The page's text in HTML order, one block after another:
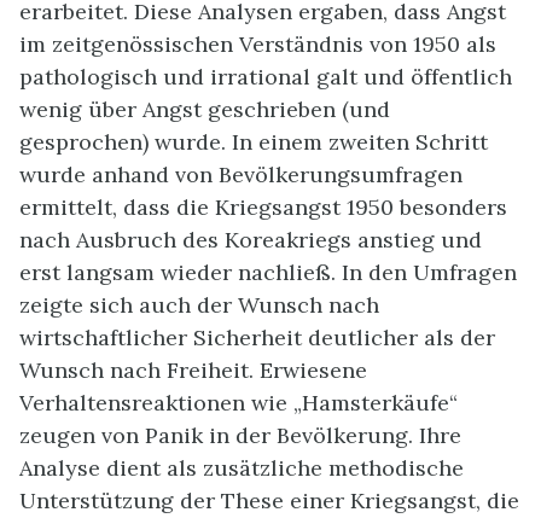
erarbeitet. Diese Analysen ergaben, dass Angst
im zeitgenössischen Verständnis von 1950 als
pathologisch und irrational galt und öffentlich
wenig über Angst geschrieben (und
gesprochen) wurde. In einem zweiten Schritt
wurde anhand von Bevölkerungsumfragen
ermittelt, dass die Kriegsangst 1950 besonders
nach Ausbruch des Koreakriegs anstieg und
erst langsam wieder nachließ. In den Umfragen
zeigte sich auch der Wunsch nach
wirtschaftlicher Sicherheit deutlicher als der
Wunsch nach Freiheit. Erwiesene
Verhaltensreaktionen wie „Hamsterkäufe“
zeugen von Panik in der Bevölkerung. Ihre
Analyse dient als zusätzliche methodische
Unterstützung der These einer Kriegsangst, die